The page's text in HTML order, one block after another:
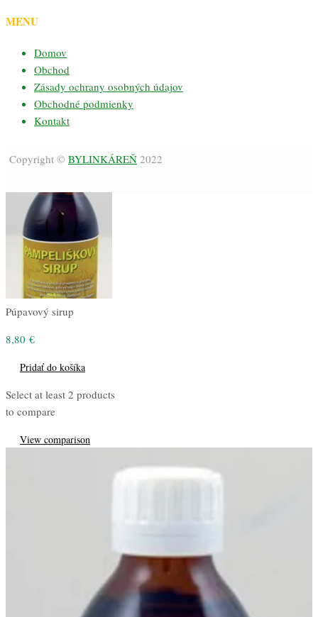
MENU
Domov
Obchod
Zásady ochrany osobných údajov
Obchodné podmienky
Kontakt
Copyright © BYLINKÁREŇ 2022
Púpavový sirup
8,80 €
Pridať do košíka
Select at least 2 products
to compare
View comparison